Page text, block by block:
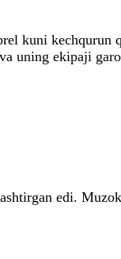
kuni kechqurun
uning ekipaji
edi.